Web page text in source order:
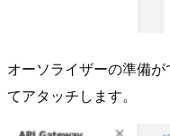
オーソライザーの準備
てアタッチします。